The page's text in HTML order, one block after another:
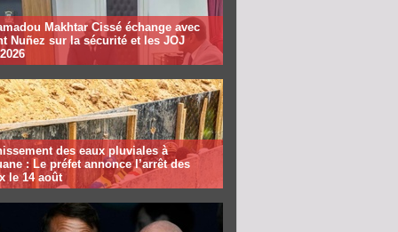
Makhtar Cissé échange avec
Nuñez sur la sécurité et les JOJ
des eaux pluviales à
: Le préfet annonce l’arrêt des
le 14 août